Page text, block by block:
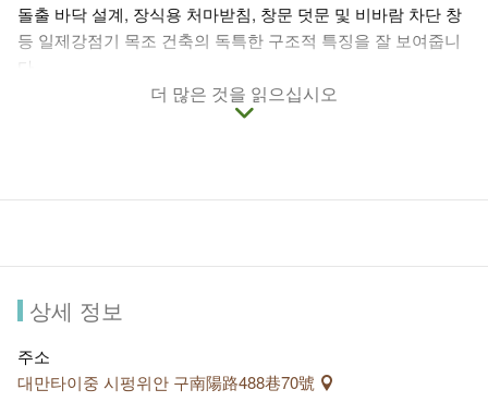
돌출 바닥 설계, 장식용 처마받침, 창문 덧문 및 비바람 차단 창
등 일제강점기 목조 건축의 독특한 구조적 특징을 잘 보여줍니
다.
2015년 4월 23일, 타이중시 지정 문화재로 등록되었으며, 2018
타이중 임업 캠프 사무실 숙박
삼나무 옛 자재를 최대한 보존하는 방식으로 이루어졌습니다.
하며, 임업의 역사와 문화를 깊이 있게 조명하는 공간으로 거듭
납니다.
더 많은 것을 읽으십시오
상세 정보
주소
대만타이중 시펑위안 구南陽路488巷70號